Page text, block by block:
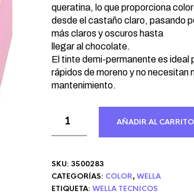
queratina, lo que proporciona
desde el castaño claro, pasando
más claros y oscuros hasta
llegar al chocolate.
El tinte demi-permanente es ideal
rápidos de moreno y no necesitan
mantenimiento.
AÑADIR AL CARRITO
SKU: 3500283
CATEGORÍAS: COLOR,WELLA
ETIQUETA: WELLA TECNICOS